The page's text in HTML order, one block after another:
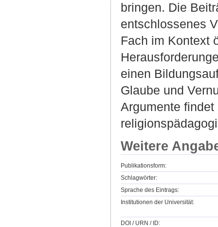
bringen. Die
entschlossenes
Fach im Kontext
einen
Glaube und
Argumente
Weitere
Publikationsform:
Schlagwörter:
Sprache des Eintrags:
Institutionen der Universität:
DOI / URN / ID: